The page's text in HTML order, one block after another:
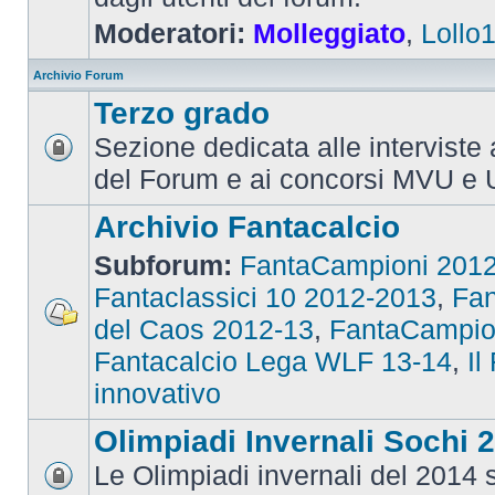
Moderatori: Molleggiato,
Archivio Forum
Terzo grado
Sezione dedicata alle interviste
del Forum e ai concorsi MVU e
Archivio Fantacalcio
Subforum: FantaCampioni
Fantaclassici 10 2012-2013,
del Caos 2012-13,
Fantacalcio Lega WLF 13-14, Il
innovativo
Olimpiadi Invernali Sochi
Le Olimpiadi invernali del 2014